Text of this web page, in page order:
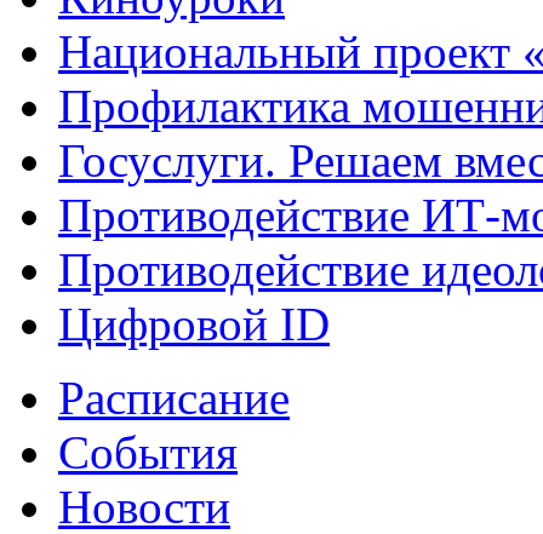
Национальный проект
Профилактика
Госуслуги. Решаем
Противодействие ИТ-
Противодействие
Цифровой ID
Расписание
События
Новости